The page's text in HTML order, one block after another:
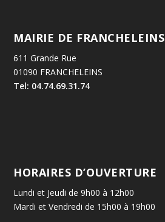
MAIRIE DE FRANCHELEINS
611 Grande Rue
01090 FRANCHELEINS
Tel: 04.74.69.31.74
HORAIRES D’OUVERTURE
Lundi et Jeudi de 9h00 à 12h00
Mardi et Vendredi de 15h00 à 19h00